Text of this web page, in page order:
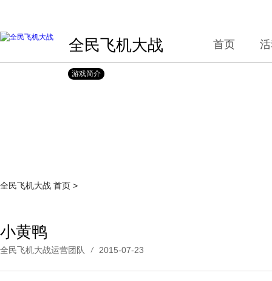
全民飞机大战
游戏简介
首页
全民飞机大战 首页 >
小黄鸭
全民飞机大战运营团队 / 2015-07-23